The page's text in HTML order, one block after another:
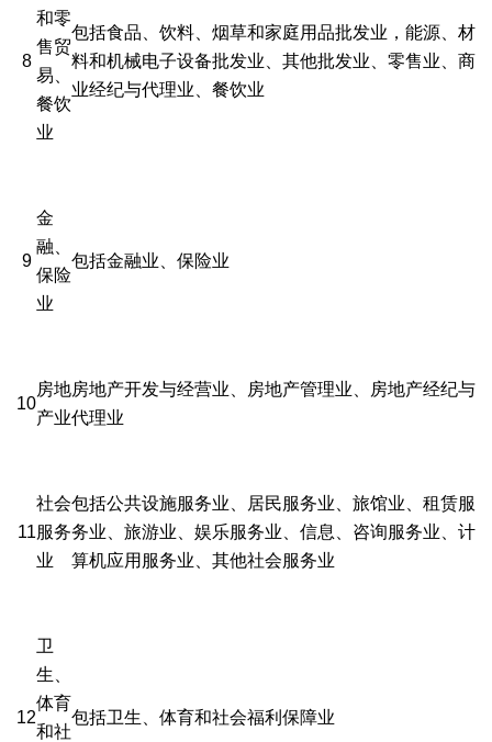
8
和零
售贸
易、
餐饮
业
包括食品、饮料、烟草和家庭用品批发业，能源、材
料和机械电子设备批发业、其他批发业、零售业、商
业经纪与代理业、餐饮业
9
金
融、
保险
业
包括金融业、保险业
10
房地
产业
房地产开发与经营业、房地产管理业、房地产经纪与
代理业
11
社会
服务
业
包括公共设施服务业、居民服务业、旅馆业、租赁服
务业、旅游业、娱乐服务业、信息、咨询服务业、计
算机应用服务业、其他社会服务业
12
卫
生、
体育
和社
包括卫生、体育和社会福利保障业